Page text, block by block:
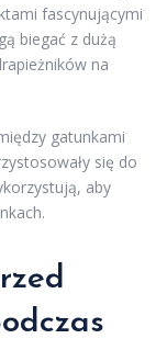
fascynującymi
biegać z dużą
na
gatunkami
się do
aby